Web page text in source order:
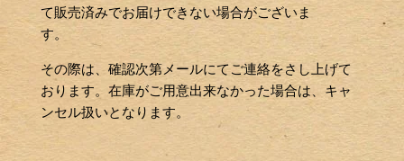
て販売済みでお届けできない場合がございま
す。
その際は、確認次第メールにてご連絡をさし上げて
おります。在庫がご用意出来なかった場合は、キャ
ンセル扱いとなります。